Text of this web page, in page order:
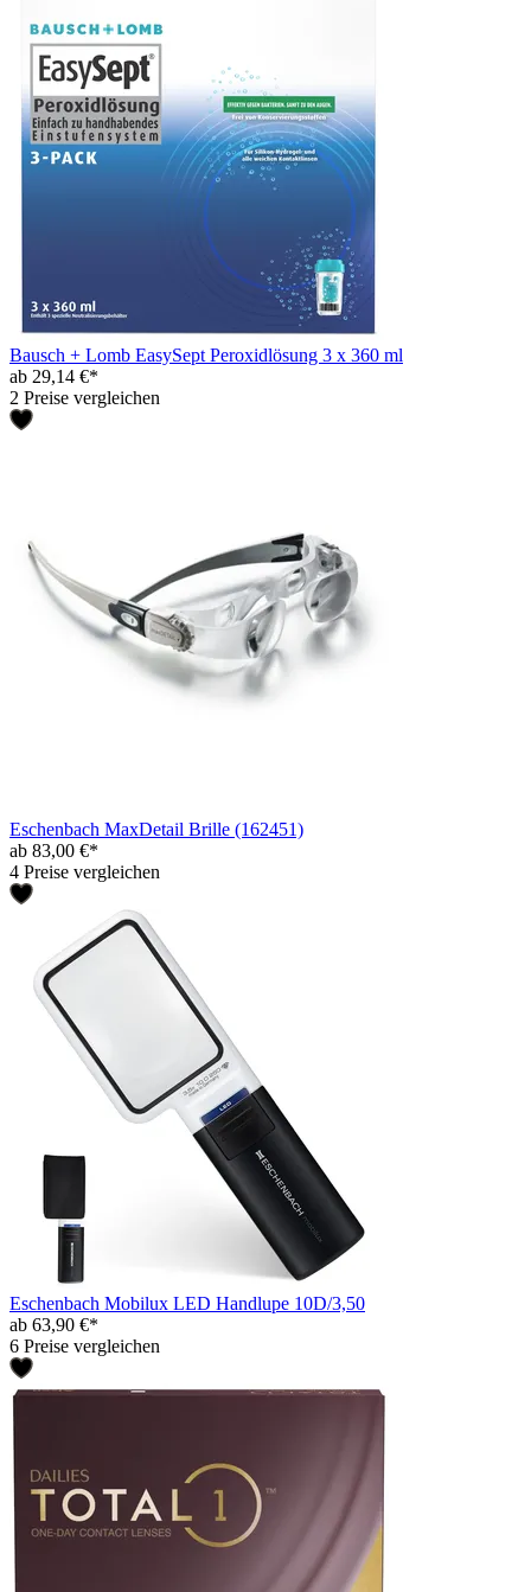
Bausch + Lomb EasySept Peroxidlösung 3 x 360 ml
ab 29,14 €*
2 Preise vergleichen
Eschenbach MaxDetail Brille (162451)
ab 83,00 €*
4 Preise vergleichen
Eschenbach Mobilux LED Handlupe 10D/3,50
ab 63,90 €*
6 Preise vergleichen